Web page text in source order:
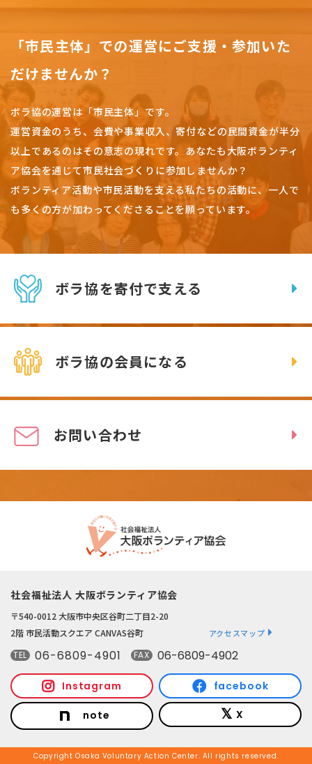
「市民主体」での運営にご支援・参加いた
だけませんか？
ボラ協の運営は「市民主体」です。
運営資金のうち、会費や事業収入、寄付などの民間資金が半分
以上であるのはその意志の現れです。 あなたも大阪ボランティ
ア協会を通じて市民社会づくりに参加しませんか？
ボランティア活動や市民活動を支える私たちの活動に、一人で
も多くの方が加わってくださることを願っています。
ボラ協を寄付で支える
ボラ協の会員になる
お問い合わせ
社会福祉法人 大阪ボランティア協会
〒540-0012 大阪市中央区谷町二丁目2-20
2階 市民活動スクエア CANVAS谷町
アクセスマップ
TEL 06-6809-4901 FAX 06-6809-4902
Instagram facebook
note X
Copyright Osaka Voluntary Action Center. All rights reserved.